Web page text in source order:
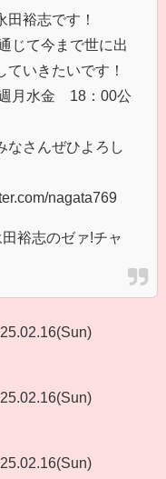
裕志です！
じて今まで世に出
いきたいです！
月水金 18：00公
さんぜひよろし
nagata769
裕志のゼァ!チャ